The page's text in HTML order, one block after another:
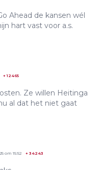
Ahead de kansen wél
hart vast voor a.s.
+12465
Ze willen Heitinga
al dat het niet gaat
om 15:52 + 34243